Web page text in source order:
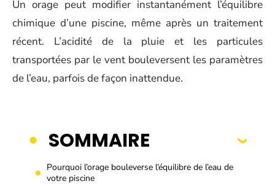
Un orage peut modifier instantanément l’équilibre
chimique d’une piscine, même après un traitement
récent. L’acidité de la pluie et les particules
transportées par le vent bouleversent les paramètres
de l’eau, parfois de façon inattendue.
SOMMAIRE
Pourquoi l’orage bouleverse l’équilibre de l’eau de
votre piscine